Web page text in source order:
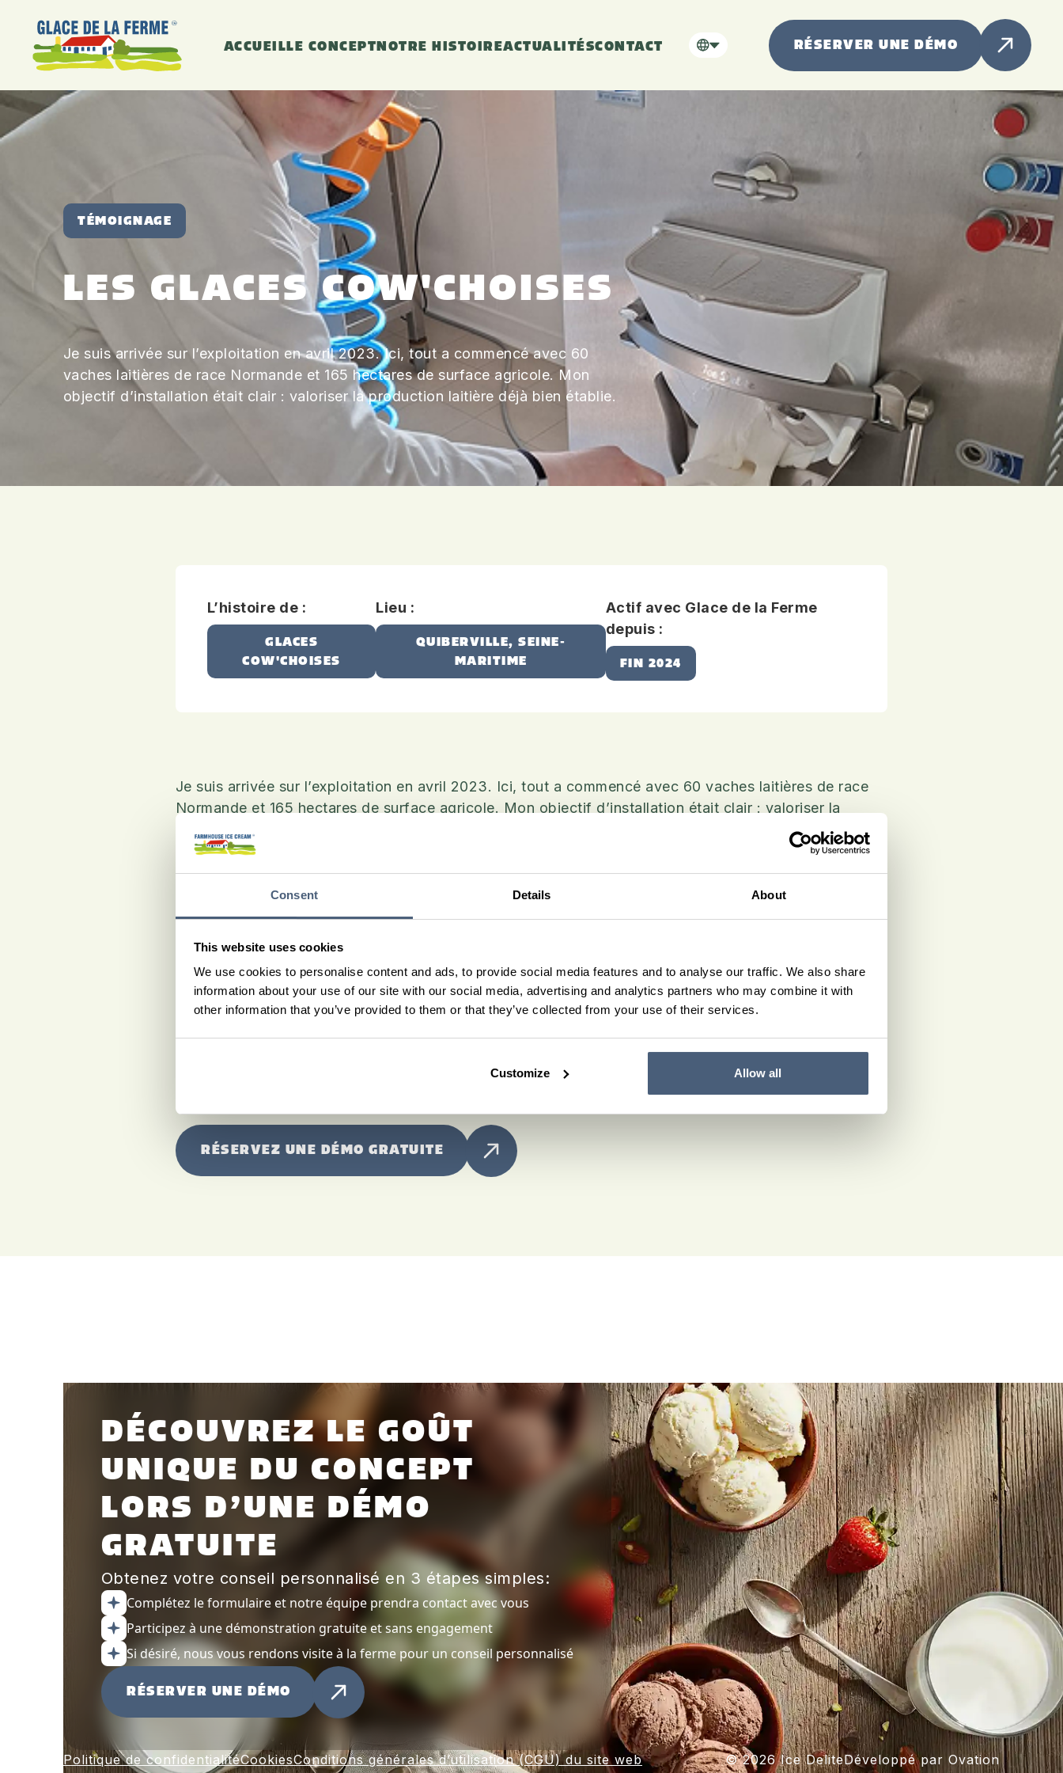
Consent Details About
This website uses cookies
We use cookies to personalise content and ads, to provide social media features and to analyse our traffic. We also share
information about your use of our site with our social media, advertising and analytics partners who may combine it with
other information that you’ve provided to them or that they’ve collected from your use of their services.
Customize Allow all
ACCUEIL LE CONCEPT NOTRE HISTOIREACTUALITÉSCONTACT RÉSERVER UNE DÉMO
TÉMOIGNAGE
LES GLACES COW'CHOISES
Je suis arrivée sur l’exploitation en avril 2023. Ici, tout a commencé avec 60
vaches laitières de race Normande et 165 hectares de surface agricole. Mon
objectif d’installation était clair : valoriser la production laitière déjà bien établie.
L’histoire de :
GLACES
COW'CHOISES
Lieu :
QUIBERVILLE, SEINE-
MARITIME
Actif avec Glace de la Ferme
depuis :
FIN 2024
Je suis arrivée sur l’exploitation en avril 2023. Ici, tout a commencé avec 60 vaches laitières de race
Normande et 165 hectares de surface agricole. Mon objectif d’installation était clair : valoriser la
Mes glaces et sorbets sont désormais commercialisés chez plusieurs revendeurs, ainsi que dans mon
magasin à la ferme, que j’ouvre chaque samedi. Pour aller à la rencontre des consommateurs et élargir
me permettent de faire découvrir mes produits et de raconter l’histoire de ma ferme.
Avec Glace de la Ferme, j’ai pu concrétiser un projet qui me tient à cœur : une activité rentable, ancrée
dans mon territoire et fidèle à mes valeurs.
RÉSERVEZ UNE DÉMO GRATUITE
DÉCOUVREZ LE GOÛT
UNIQUE DU CONCEPT
LORS D’UNE DÉMO
GRATUITE
Obtenez votre conseil personnalisé en 3 étapes simples:
Complétez le formulaire et notre équipe prendra contact avec vous
Participez à une démonstration gratuite et sans engagement
Si désiré, nous vous rendons visite à la ferme pour un conseil personnalisé
RÉSERVER UNE DÉMO
Politique de confidentialitéCookiesConditions générales d’utilisation (CGU) du site web © 2026 Ice DeliteDéveloppé par Ovation